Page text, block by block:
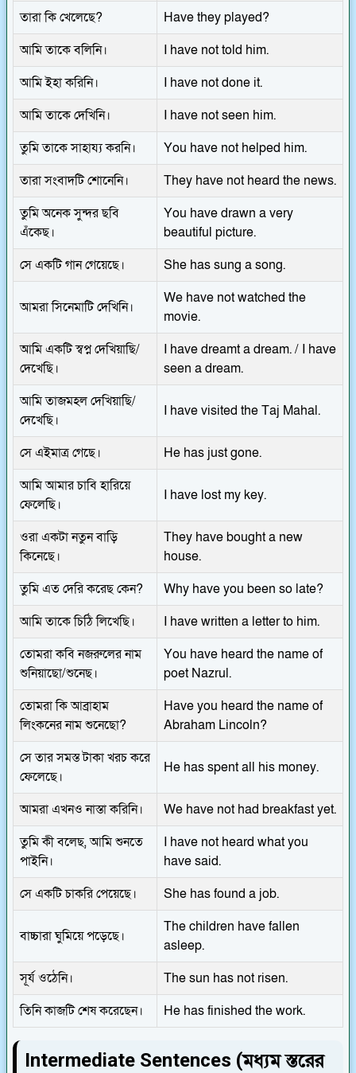
তারা কি খেলেছে?
Have they played?
আমি তাকে বলিনি।
I have not told him.
আমি ইহা করিনি।
I have not done it.
আমি তাকে দেখিনি।
I have not seen him.
তুমি তাকে সাহায্য করনি।
You have not helped him.
তারা সংবাদটি শোনেনি।
They have not heard the news.
তুমি অনেক সুন্দর ছবি
এঁকেছ।
You have drawn a very
beautiful picture.
সে একটি গান গেয়েছে।
She has sung a song.
আমরা সিনেমাটি দেখিনি।
We have not watched the
movie.
আমি একটি স্বপ্ন দেখিয়াছি/
দেখেছি।
I have dreamt a dream. / I have
seen a dream.
আমি তাজমহল দেখিয়াছি/
দেখেছি।
I have visited the Taj Mahal.
সে এইমাত্র গেছে।
He has just gone.
আমি আমার চাবি হারিয়ে
ফেলেছি।
I have lost my key.
ওরা একটা নতুন বাড়ি
কিনেছে।
They have bought a new
house.
তুমি এত দেরি করেছ কেন?
Why have you been so late?
আমি তাকে চিঠি লিখেছি।
I have written a letter to him.
তোমরা কবি নজরুলের নাম
শুনিয়াছো/শুনেছ।
You have heard the name of
poet Nazrul.
তোমরা কি আব্রাহাম
লিংকনের নাম শুনেছো?
Have you heard the name of
Abraham Lincoln?
সে তার সমস্ত টাকা খরচ করে
ফেলেছে।
He has spent all his money.
আমরা এখনও নাস্তা করিনি।
We have not had breakfast yet.
তুমি কী বলেছ, আমি শুনতে
পাইনি।
I have not heard what you
have said.
সে একটি চাকরি পেয়েছে।
She has found a job.
বাচ্চারা ঘুমিয়ে পড়েছে।
The children have fallen
asleep.
সূর্য ওঠেনি।
The sun has not risen.
তিনি কাজটি শেষ করেছেন।
He has finished the work.
Intermediate Sentences (মধ্যম স্তরের